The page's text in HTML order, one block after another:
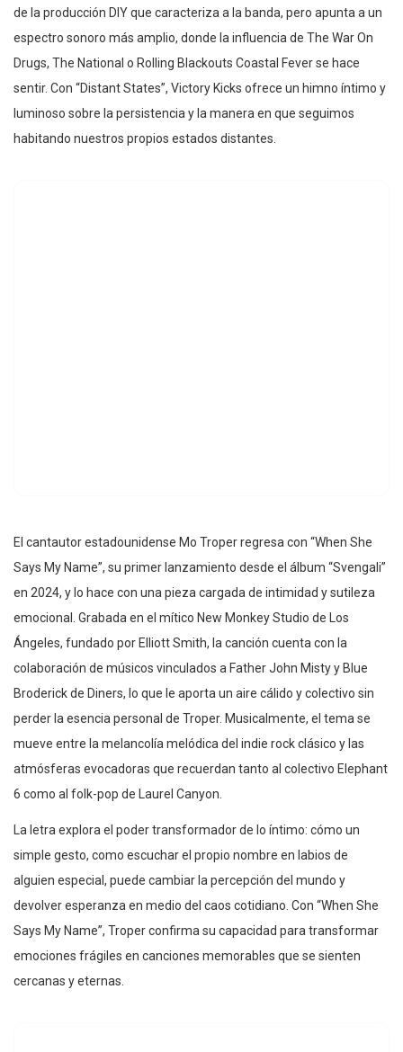
de la producción DIY que caracteriza a la banda, pero apunta a un
espectro sonoro más amplio, donde la influencia de The War On
Drugs, The National o Rolling Blackouts Coastal Fever se hace
sentir. Con “Distant States”, Victory Kicks ofrece un himno íntimo y
luminoso sobre la persistencia y la manera en que seguimos
habitando nuestros propios estados distantes.
El cantautor estadounidense Mo Troper regresa con “When She
Says My Name”, su primer lanzamiento desde el álbum “Svengali”
en 2024, y lo hace con una pieza cargada de intimidad y sutileza
emocional. Grabada en el mítico New Monkey Studio de Los
Ángeles, fundado por Elliott Smith, la canción cuenta con la
colaboración de músicos vinculados a Father John Misty y Blue
Broderick de Diners, lo que le aporta un aire cálido y colectivo sin
perder la esencia personal de Troper. Musicalmente, el tema se
mueve entre la melancolía melódica del indie rock clásico y las
atmósferas evocadoras que recuerdan tanto al colectivo Elephant
6 como al folk-pop de Laurel Canyon.
La letra explora el poder transformador de lo íntimo: cómo un
simple gesto, como escuchar el propio nombre en labios de
alguien especial, puede cambiar la percepción del mundo y
devolver esperanza en medio del caos cotidiano. Con “When She
Says My Name”, Troper confirma su capacidad para transformar
emociones frágiles en canciones memorables que se sienten
cercanas y eternas.